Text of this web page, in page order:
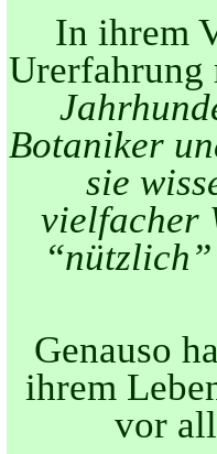
In ihrem
Urerfahrung
Botaniker
sie
vielfacher
Genauso
ihrem
vor